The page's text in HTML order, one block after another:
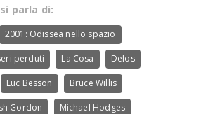
parla di:
2001: Odissea nello spazio
perduti La Cosa Delos
Luc Besson Bruce Willis
Gordon Michael Hodges